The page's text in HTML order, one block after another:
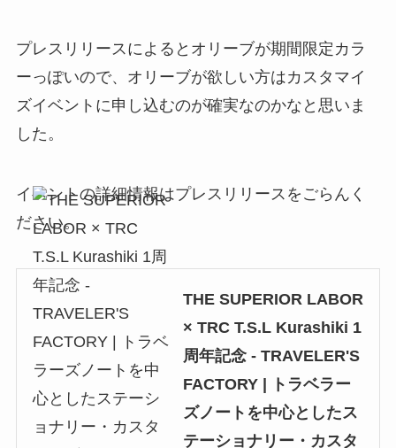
プレスリリースによるとオリーブが期間限定カラ
ーっぽいので、オリーブが欲しい方はカスタマイ
ズイベントに申し込むのが確実なのかなと思いま
した。
イベントの詳細情報はプレスリリースをごらんく
ださい。
THE SUPERIOR LABOR
× TRC T.S.L Kurashiki 1
周年記念 - TRAVELER'S
FACTORY | トラベラー
ズノートを中心としたス
テーショナリー・カスタ